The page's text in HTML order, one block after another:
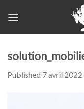
Published 7 avril 2022